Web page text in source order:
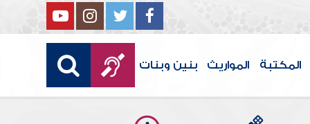
المكتبة المواريث بنين وبنات